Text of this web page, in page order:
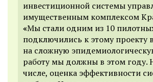
инвестиционной системы
имущественным комплексом
«Мы стали одним из 10
подключились к этому
на сложную
работу мы должны в этом году.
числе, оценка эффективности